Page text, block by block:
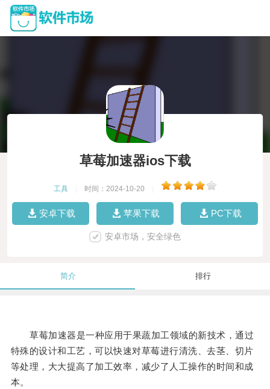
草莓加速器ios下载
工具 时间：2024-10-20
安卓下载 苹果下载 PC下载
安卓市场，安全绿色
简介 排行
草莓加速器是一种应用于果蔬加工领域的新技术，通过
特殊的设计和工艺，可以快速对草莓进行清洗、去茎、切片
等处理，大大提高了加工效率，减少了人工操作的时间和成
本。